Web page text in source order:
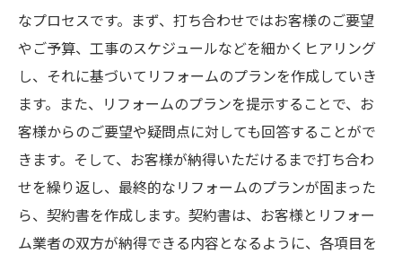
なプロセスです。まず、打ち合わせではお客様のご要望
やご予算、工事のスケジュールなどを細かくヒアリング
し、それに基づいてリフォームのプランを作成していき
ます。また、リフォームのプランを提示することで、お
客様からのご要望や疑問点に対しても回答することがで
きます。そして、お客様が納得いただけるまで打ち合わ
せを繰り返し、最終的なリフォームのプランが固まった
ら、契約書を作成します。契約書は、お客様とリフォー
ム業者の双方が納得できる内容となるように、各項目を